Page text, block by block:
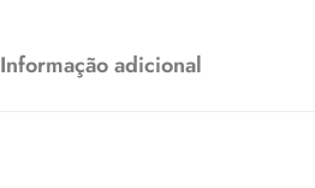
Informação adicional